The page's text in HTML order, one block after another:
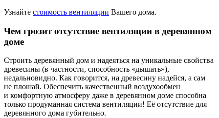
Узнайте стоимость вентиляции Вашего дома.
Чем грозит отсутствие вентиляции в деревянном
доме
Строить деревянный дом и надеяться на уникальные свойства
древесины (в частности, способность «дышать»),
недальновидно. Как говорится, на древесину надейся, а сам
не плошай. Обеспечить качественный воздухообмен
и комфортную атмосферу даже в деревянном доме способна
только продуманная система вентиляции! Её отсутствие для
деревянного дома губительно.